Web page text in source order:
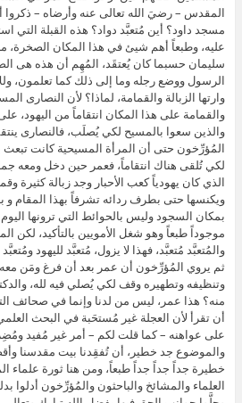
المقدس – رضيَ الله تعالى عنه وأرضاه – ذكروا
مسجد داود؟ أين مُتعبَّد دواد؟ هذه القبلة التي
عليه، وطبعاً أهم شيئ في هذا المكان الصخرة،
سليمان حسبما كان يُعتقَد، المُهِم أن هذه هى
الرسول ووضع رجله وما إلى ذلك كما تعلمون،
وارتها الزبالة والقمامة، لماذا؟ لأن النصارى
والقمامة على هذا المكان انتقاماً من اليهود،
والذين سعوا بالمسيح لكي يُصلَب، فالنصارى
المُؤرِّخون حتى أن المرأة المسيحية كانت
لكي تُلقى هناك انتقاماً، فعمر حين دخل ومعه
الذي كان يهودياً كعب الأحبار وجد زبالة كثيرة
ويكنسها حتى بطرف ردائه تشرفاً بهذا المقام و
بمكان السجود وليس بالحوائط التي ترونها
موجوداً طبعاً وهو شغل الأمويين بالتأكيد، لكن
والمُتعبَّد مُتعبَّد، فهذا لا يزول، مُتعبَّد لليهود
ثم يروي المُؤرِّخون أن عمر بعد أن فرغ ومَن
وتنظيفه وتطهيره وقف لكي يُصلي فيه لله،
منه؟ هذا عمر، ليس من لدنا وإنما في صحائف
أن تقرأ لأن العجلة غير مُستحَبة في البحث
على عواهنه – كما قلت لكم – أمر غير مُفيد
والموضوع جد خطير، أن تُفقِدنا بيت مقدسنا
خطيرة جداً جداً جداً طبعاً، ومن هنا ثورة علماء
العلماء والمشائخ والباحثون والمُؤرِّخون أدلوا